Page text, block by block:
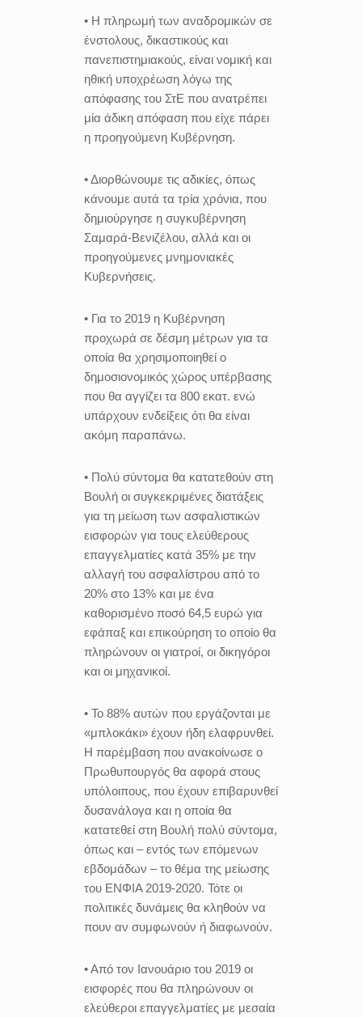
• Η πληρωμή των αναδρομικών σε
ένστολους, δικαστικούς και
πανεπιστημιακούς, είναι νομική και
ηθική υποχρέωση λόγω της
απόφασης του ΣτΕ που ανατρέπει
μία άδικη απόφαση που είχε πάρει
η προηγούμενη Κυβέρνηση.
• Διορθώνουμε τις αδικίες, όπως
κάνουμε αυτά τα τρία χρόνια, που
δημιούργησε η συγκυβέρνηση
Σαμαρά-Βενιζέλου, αλλά και οι
προηγούμενες μνημονιακές
Κυβερνήσεις.
• Για το 2019 η Κυβέρνηση
προχωρά σε δέσμη μέτρων για τα
οποία θα χρησιμοποιηθεί ο
δημοσιονομικός χώρος υπέρβασης
που θα αγγίζει τα 800 εκατ. ενώ
υπάρχουν ενδείξεις ότι θα είναι
ακόμη παραπάνω.
• Πολύ σύντομα θα κατατεθούν στη
Βουλή οι συγκεκριμένες διατάξεις
για τη μείωση των ασφαλιστικών
εισφορών για τους ελεύθερους
επαγγελματίες κατά 35% με την
αλλαγή του ασφαλίστρου από το
20% στο 13% και με ένα
καθορισμένο ποσό 64,5 ευρώ για
εφάπαξ και επικούρηση το οποίο θα
πληρώνουν οι γιατροί, οι δικηγόροι
και οι μηχανικοί.
• Το 88% αυτών που εργάζονται με
«μπλοκάκι» έχουν ήδη ελαφρυνθεί.
Η παρέμβαση που ανακοίνωσε ο
Πρωθυπουργός θα αφορά στους
υπόλοιπους, που έχουν επιβαρυνθεί
δυσανάλογα και η οποία θα
κατατεθεί στη Βουλή πολύ σύντομα,
όπως και – εντός των επόμενων
εβδομάδων – το θέμα της μείωσης
του ΕΝΦΙΑ 2019-2020. Τότε οι
πολιτικές δυνάμεις θα κληθούν να
πουν αν συμφωνούν ή διαφωνούν.
• Από τον Ιανουάριο του 2019 οι
εισφορές που θα πληρώνουν οι
ελεύθεροι επαγγελματίες με μεσαία